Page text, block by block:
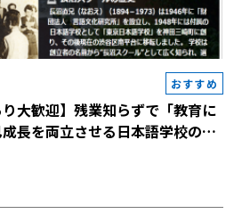
と、
語教
い
いて
本語
と働
おすすめ
り大歓迎】残業知らずで「教育に
長を両立させる日本語学校の説